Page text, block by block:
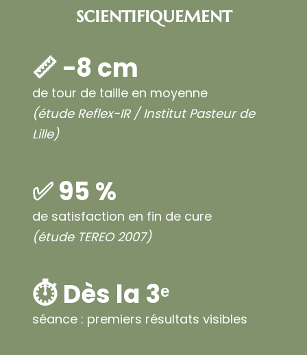
scientifiquement
📏 −8 cm
de tour de taille en moyenne
(étude Reflex-IR / Institut Pasteur de
Lille)
✅ 95 %
de satisfaction en fin de cure
(étude TEREO 2007)
⏱️ Dès la 3ᵉ
séance : premiers résultats visibles